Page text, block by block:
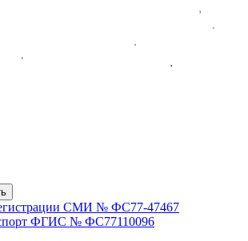
СМИ № ФС77-47467
ФГИС № ФС77110096